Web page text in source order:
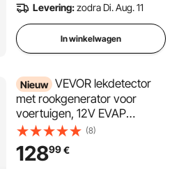
Levering:zodra Di. Aug. 11
In winkelwagen
Nieuw VEVOR lekdetector
met rookgenerator voor
voertuigen, 12V EVAP
vacuümdiagnoseapparaat
met geïntegreerde
luchtpomp, drukmeter,
(8)
12899€